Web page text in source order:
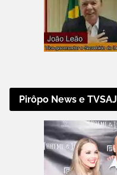
Pirôpo News e TVSAJ